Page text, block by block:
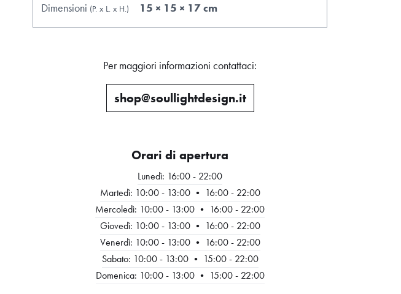
Dimensioni (P. x L. x H.) 15 × 15 × 17 cm
Per maggiori informazioni contattaci:
shop@soullightdesign.it
Orari di apertura
Lunedì: 16:00 - 22:00
Martedì: 10:00 - 13:00 • 16:00 - 22:00
Mercoledì: 10:00 - 13:00 • 16:00 - 22:00
Giovedì: 10:00 - 13:00 • 16:00 - 22:00
Venerdì: 10:00 - 13:00 • 16:00 - 22:00
Sabato: 10:00 - 13:00 • 15:00 - 22:00
Domenica: 10:00 - 13:00 • 15:00 - 22:00